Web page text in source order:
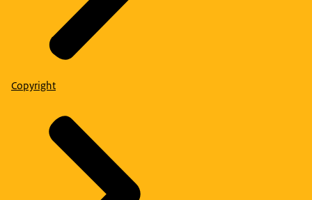
Copyright